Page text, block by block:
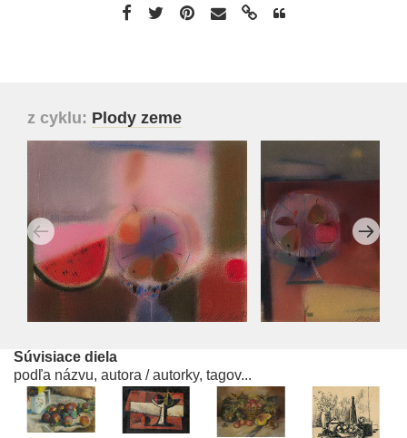
z cyklu: Plody zeme
Súvisiace diela
podľa názvu, autora / autorky, tagov...